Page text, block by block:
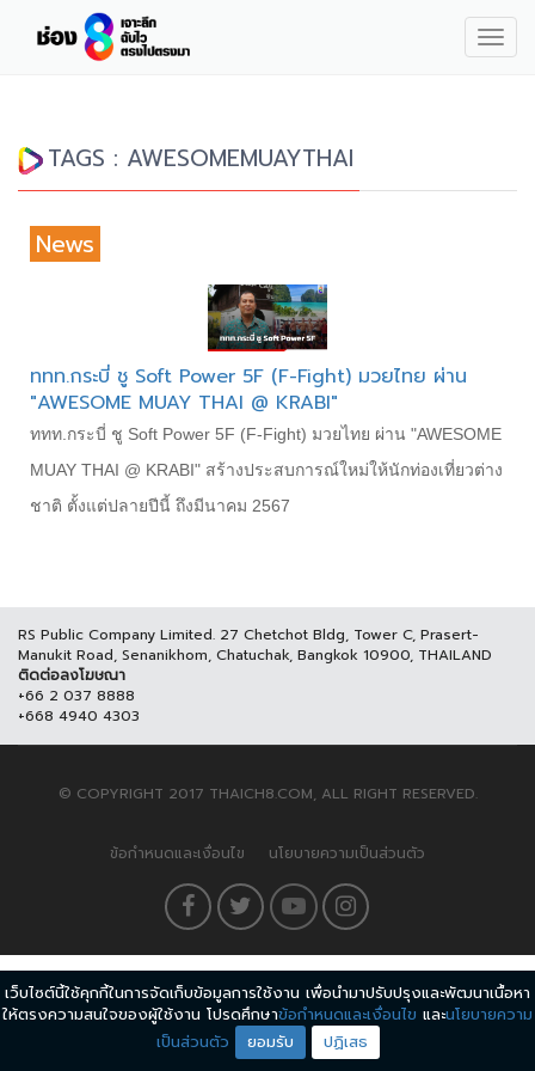
TAGS : AWESOMEMUAYTHAI
News
ททท.กระบี่ ชู Soft Power 5F (F-Fight) มวยไทย ผ่าน
"AWESOME MUAY THAI @ KRABI"
ททท.กระบี่ ชู Soft Power 5F (F-Fight) มวยไทย ผ่าน "AWESOME
MUAY THAI @ KRABI" สร้างประสบการณ์ใหม่ให้นักท่องเที่ยวต่าง
ชาติ ตั้งแต่ปลายปีนี้ ถึงมีนาคม 2567
RS Public Company Limited. 27 Chetchot Bldg, Tower C, Prasert-
Manukit Road, Senanikhom, Chatuchak, Bangkok 10900, THAILAND
ติดต่อลงโฆษณา
+66 2 037 8888
+668 4940 4303
© COPYRIGHT 2017 THAICH8.COM, ALL RIGHT RESERVED.
ข้อกำหนดและเงื่อนไข นโยบายความเป็นส่วนตัว
เว็บไซต์นี้ใช้คุกกี้ในการจัดเก็บข้อมูลการใช้งาน เพื่อนำมาปรับปรุงและพัฒนาเนื้อหา
ให้ตรงความสนใจของผู้ใช้งาน โปรดศึกษาข้อกำหนดและเงื่อนไข และนโยบายความ
เป็นส่วนตัว
ยอมรับ ปฏิเสธ